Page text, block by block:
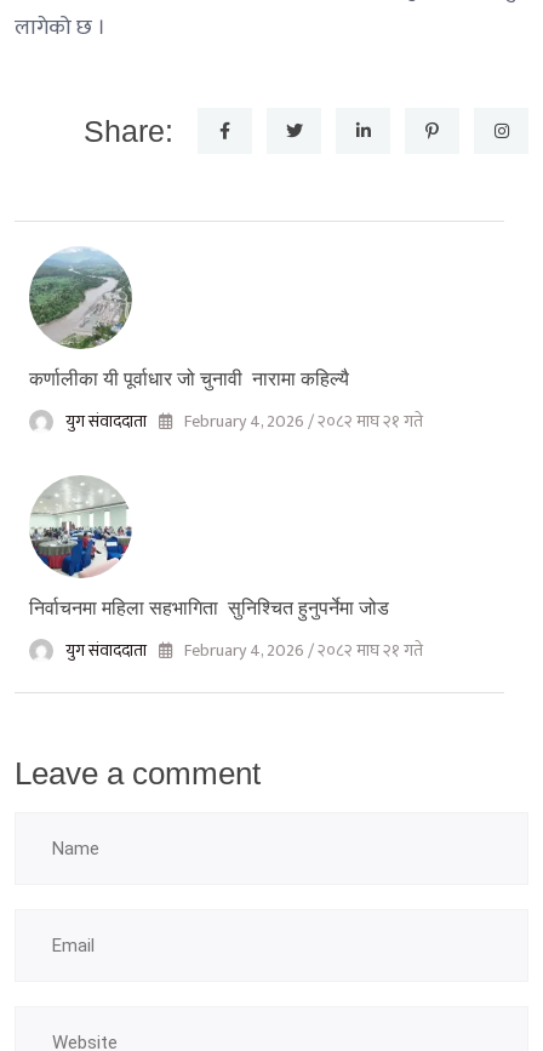
लागेको छ ।
Share:
कर्णालीका यी पूर्वाधार जो चुनावी नारामा कहिल्यै
युग संवाददाता February 4, 2026 / २०८२ माघ २१ गते
निर्वाचनमा महिला सहभागिता सुनिश्चित हुनुपर्नेमा जोड
युग संवाददाता February 4, 2026 / २०८२ माघ २१ गते
Leave a comment